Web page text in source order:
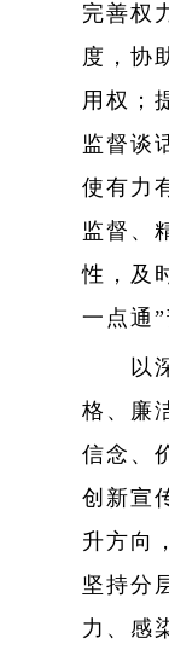
完善权
度，协
用权；
监督谈
使有力
监督、
性，及
一点通”
以深
格、廉
信念、
创新宣
升方向
坚持分
力、感